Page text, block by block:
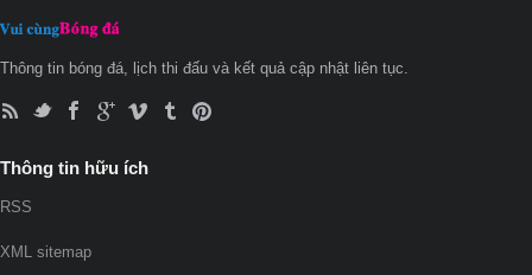
Thông tin bóng đá, lịch thi đấu và kết quả cập nhật liên tục.
Thông tin hữu ích
RSS
XML sitemap